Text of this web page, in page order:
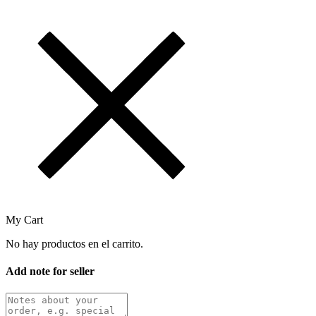
My Cart
No hay productos en el carrito.
Add note for seller